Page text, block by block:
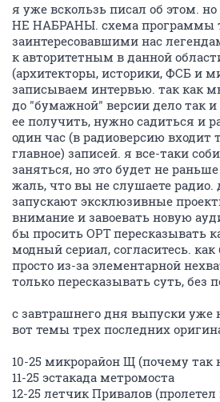
я уже вскользь писал об этом.
НЕ НАБРАНЫ. схема программы
заинтересовавшими нас
к авторитетным в данной
(архитекторы, историки, ФСБ и
записываем интервью. так как
до "бумажной" версии дело так
ее получить, нужно садиться и
один час (в радиоверсию входит
главное) записей. я все-таки
заняться, но это будет не
жаль, что вы не слушаете
запускают эксклюзивные
внимание и завоевать новую
бы просить ОРТ пересказывать
модный сериал, согласитесь.
просто из-за элементарной
только пересказывать суть, без
с завтрашнего дня выпуски уже
вот темы трех последних
10-25 микрорайон Щ (почему так
11-25 эстакада метромоста
12-25 летчик Привалов